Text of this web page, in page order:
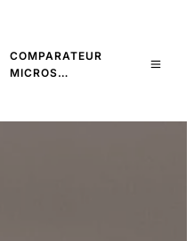
COMPARATEUR
MICROS…